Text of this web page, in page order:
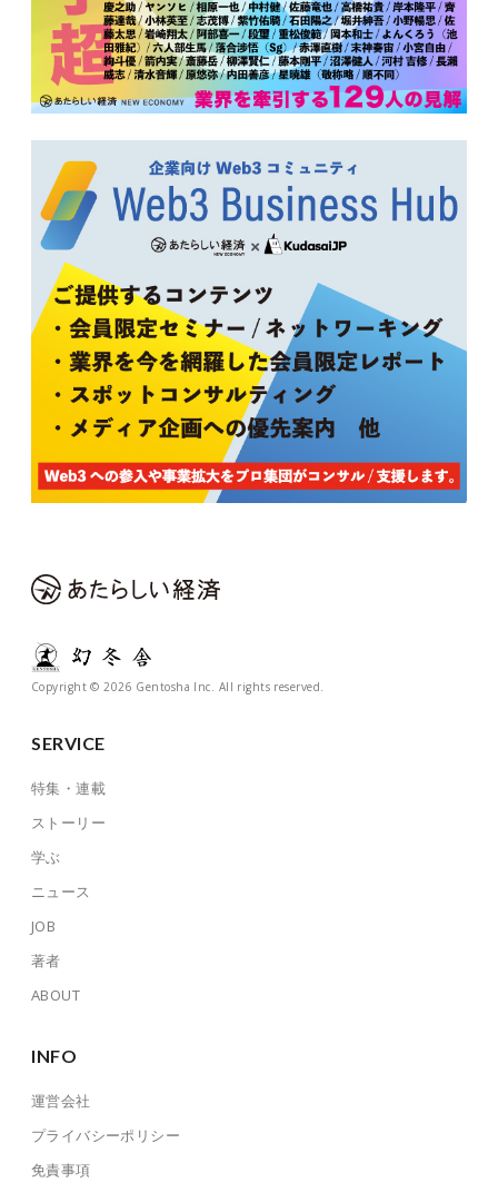
Copyright © 2026 Gentosha Inc. All rights reserved.
SERVICE
特集・連載
ストーリー
学ぶ
ニュース
JOB
著者
ABOUT
INFO
運営会社
プライバシーポリシー
免責事項